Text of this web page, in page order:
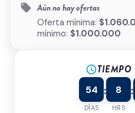
¿Cómo podemos ayudarte?
política de
local_offer Aún no hay ofertas
Oferta mínima:
mínimo: $1.000.000
scheduleTIEMPO
54
DÍAS
: 8
HRS
: